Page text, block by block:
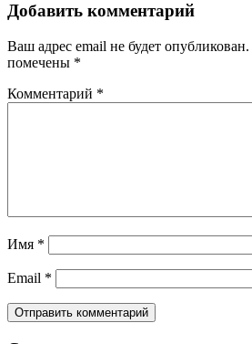
Добавить комментарий
Ваш адрес email не будет опубликован.
помечены *
Комментарий *
Имя *
Email *